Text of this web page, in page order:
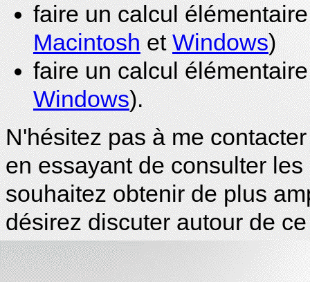
faire un calcul
Macintosh etWindows)
faire un calcul
Windows).
N'hésitez pas à me
en essayant de consulter
souhaitez obtenir de plus
désirez discuter autour de